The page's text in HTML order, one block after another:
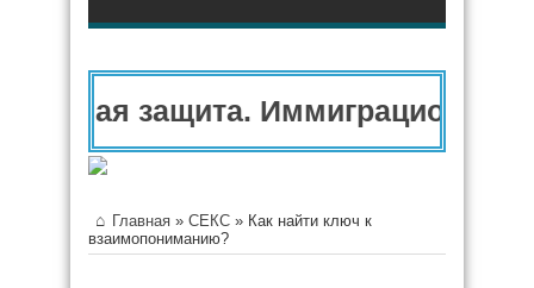
защита. Иммиграционный
Главная » СЕКС » Как найти ключ к
взаимопониманию?